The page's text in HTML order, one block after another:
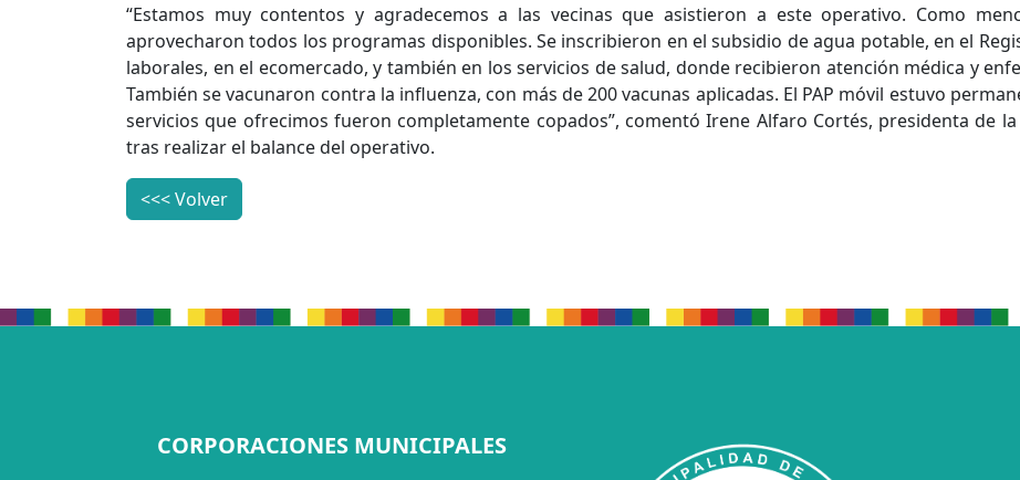
“Estamos muy contentos y agradecemos a las vecinas que asistieron a este operativo. Como
aprovecharon todos los programas disponibles. Se inscribieron en el subsidio de agua potable, en el
laborales, en el ecomercado, y también en los servicios de salud, donde recibieron atención médica y
También se vacunaron contra la influenza, con más de 200 vacunas aplicadas. El PAP móvil estuvo
servicios que ofrecimos fueron completamente copados”, comentó Irene Alfaro Cortés, presidenta de
tras realizar el balance del operativo.
<<< Volver
CORPORACIONES MUNICIPALES